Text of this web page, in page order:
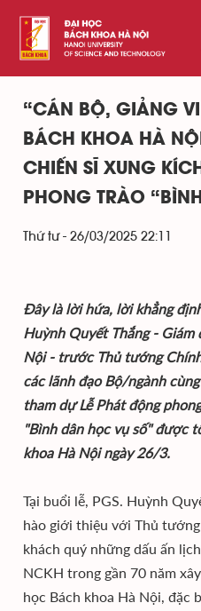
“CÁN BỘ, GIẢNG
BÁCH KHOA HÀ
CHIẾN SĨ XUNG
PHONG TRÀO
Thứ tư - 26/03/2025 22:11
Đây là lời hứa, lời khẳng
Huỳnh Quyết Thắng -
Nội - trước Thủ tướng
các lãnh đạo Bộ/ngành
tham dự Lễ Phát động
"Bình dân học vụ số" được
khoa Hà Nội ngày 26/3.
Tại buổi lễ, PGS. Huỳnh
hào giới thiệu với Thủ
khách quý những dấu ấn
NCKH trong gần 70 năm
học Bách khoa Hà Nội, đặc